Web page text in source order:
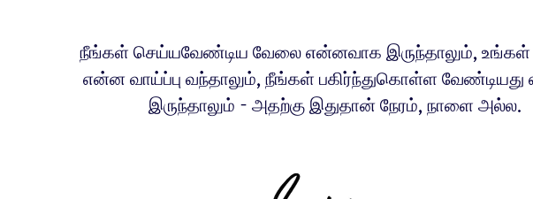
நீங்கள் செய்யவேண்டிய வேலை என்னவாக இருந்தாலும், உங்கள்
என்ன வாய்ப்பு வந்தாலும், நீங்கள் பகிர்ந்துகொள்ள வேண்டியது
இருந்தாலும் - அதற்கு இதுதான் நேரம், நாளை அல்ல.